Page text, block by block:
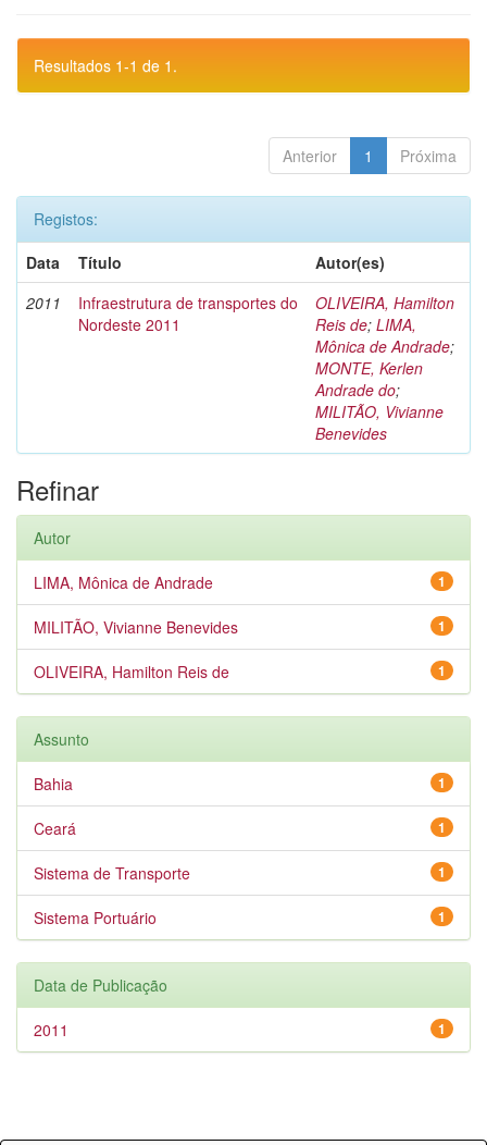
Resultados 1-1 de 1.
Anterior 1 Próxima
Registos:
Data
Título
Autor(es)
2011
Infraestrutura de transportes do
Nordeste 2011
OLIVEIRA, Hamilton
Reis de; LIMA,
Mônica de Andrade;
MONTE, Kerlen
Andrade do;
MILITÃO, Vivianne
Benevides
Refinar
Autor
1
LIMA, Mônica de Andrade
1
MILITÃO, Vivianne Benevides
1
OLIVEIRA, Hamilton Reis de
Assunto
1
Bahia
1
Ceará
1
Sistema de Transporte
1
Sistema Portuário
Data de Publicação
1
2011